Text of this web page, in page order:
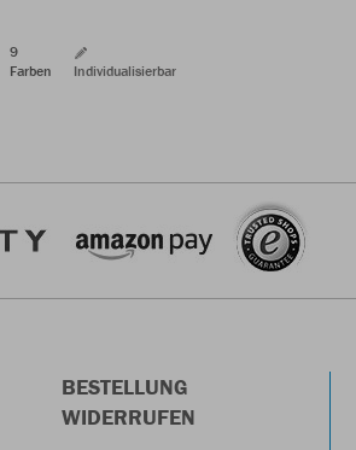
9
Farben
Individualisierbar
BESTELLUNG
WIDERRUFEN